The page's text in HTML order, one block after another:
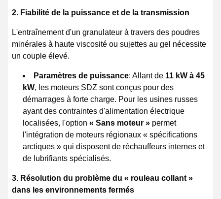
2. Fiabilité de la puissance et de la transmission
L'entraînement d'un granulateur à travers des poudres
minérales à haute viscosité ou sujettes au gel nécessite
un couple élevé.
Paramètres de puissance: Allant de 11 kW à 45
kW, les moteurs SDZ sont conçus pour des
démarrages à forte charge. Pour les usines russes
ayant des contraintes d'alimentation électrique
localisées, l'option « Sans moteur » permet
l'intégration de moteurs régionaux « spécifications
arctiques » qui disposent de réchauffeurs internes et
de lubrifiants spécialisés.
3. Résolution du problème du « rouleau collant »
dans les environnements fermés